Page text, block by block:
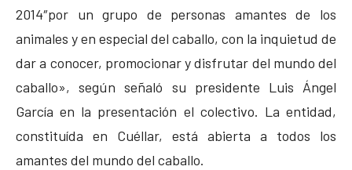
2014″por un grupo de personas amantes de los
animales y en especial del caballo, con la inquietud de
dar a conocer, promocionar y disfrutar del mundo del
caballo», según señaló su presidente Luis Ángel
García en la presentación el colectivo. La entidad,
constituída en Cuéllar, está abierta a todos los
amantes del mundo del caballo.